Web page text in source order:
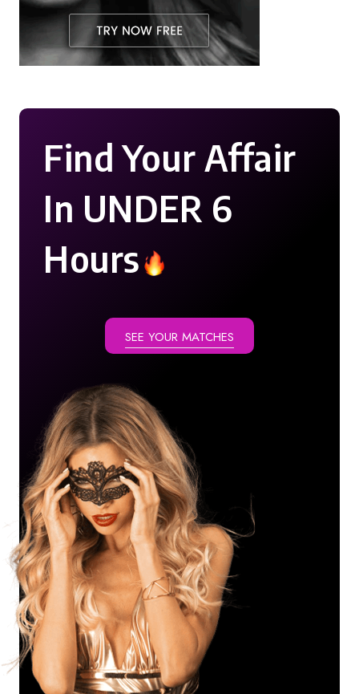
Find Your Affair
In UNDER 6
Hours
SEE YOUR MATCHES